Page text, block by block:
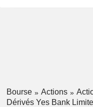
Bourse Actions
Dérivés Yes Bank